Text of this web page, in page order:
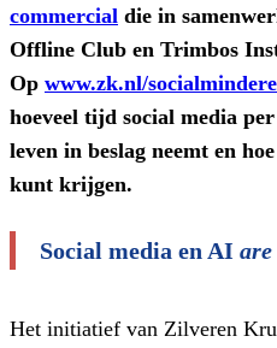
commercial die in
Offline Club en Trimbos
Op www.zk.nl/
hoeveel tijd social media
leven in beslag neemt en
kunt krijgen.
Social media en AI are
Het initiatief van Zilveren